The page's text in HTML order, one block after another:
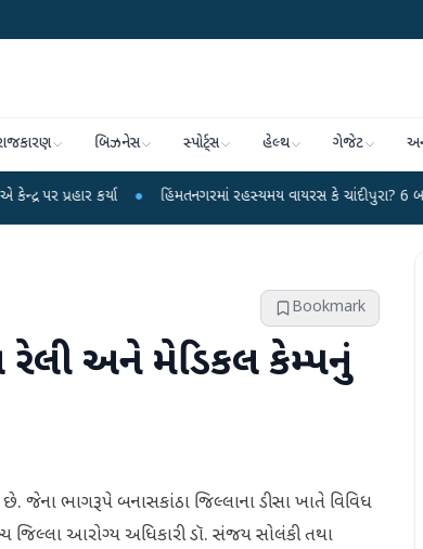
બિઝનેસ સ્પોર્ટ્સ હેલ્થ ગેજેટ
● હિંમતનગરમાં રહસ્યમય વાયરસ કે ચાંદીપુરા? 6 બાળકોના મોતથી
Bookmark
રેલી અને મેડિકલ કેમ્પનું
છે. જેના ભાગરૂપે બનાસકાંઠા જિલ્લાના ડીસા ખાતે વિવિધ
જિલ્લા આરોગ્ય અધિકારી ડૉ. સંજય સોલંકી તથા